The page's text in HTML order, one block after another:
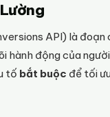
API) là đoạn
hành động của
tố bắt buộc để tối